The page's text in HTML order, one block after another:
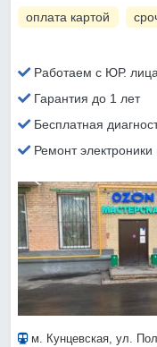
оплата картой
Работаем с ЮР.
Гарантия до 1 лет
Бесплатная
Ремонт
м. Кунцевская, ул.